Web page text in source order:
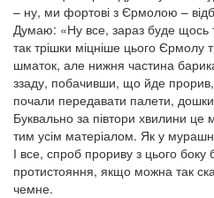
– ну, ми фортові з Єрмолою –
Думаю: «Ну все, зараз буде щось
так трішки міцніше цього
шматок, але нижня частина
ззаду, побачивши, що йде
почали передавати палети,
Буквально за півтори хвилини це
тим усім матеріалом. Як у
І все, спроб прориву з цього боку
протистояння, якщо можна так
чемне.